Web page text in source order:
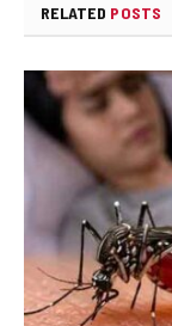
RELATED POSTS